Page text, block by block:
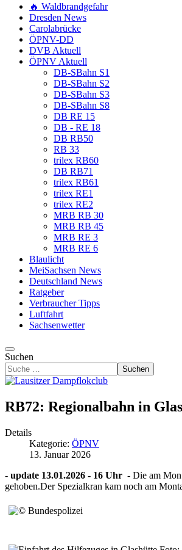
🔥 Waldbrandgefahr
Dresden News
Carolabrücke
ÖPNV-DD
DVB Aktuell
ÖPNV Aktuell
DB-SBahn S1
DB-SBahn S2
DB-SBahn S3
DB-SBahn S8
DB RE 15
DB - RE 18
DB RB50
RB 33
trilex RB60
DB RB71
trilex RB61
trilex RE1
trilex RE2
MRB RB 30
MRB RB 45
MRB RE 3
MRB RE 6
Blaulicht
MeiSachsen News
Deutschland News
Ratgeber
Verbraucher Tipps
Luftfahrt
Sachsenwetter
Suchen
Suchen
RB72: Regionalbahn in
Details
Kategorie: ÖPNV
13. Januar 2026
- update 13.01.2026 - 16 Uhr - Die am
gehoben.Der Spezialkran kam noch am